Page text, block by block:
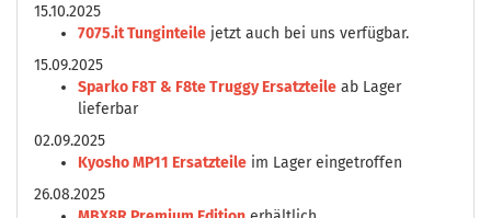
15.10.2025
7075.it Tunginteile jetzt auch bei uns verfügbar.
15.09.2025
Sparko F8T & F8te Truggy Ersatzteile ab Lager
lieferbar
02.09.2025
Kyosho MP11 Ersatzteile im Lager eingetroffen
26.08.2025